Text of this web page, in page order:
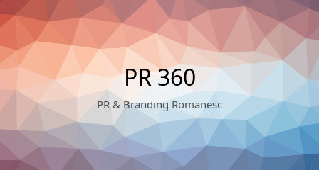
Skip
to
content
PR 360
PR & Branding Romanesc